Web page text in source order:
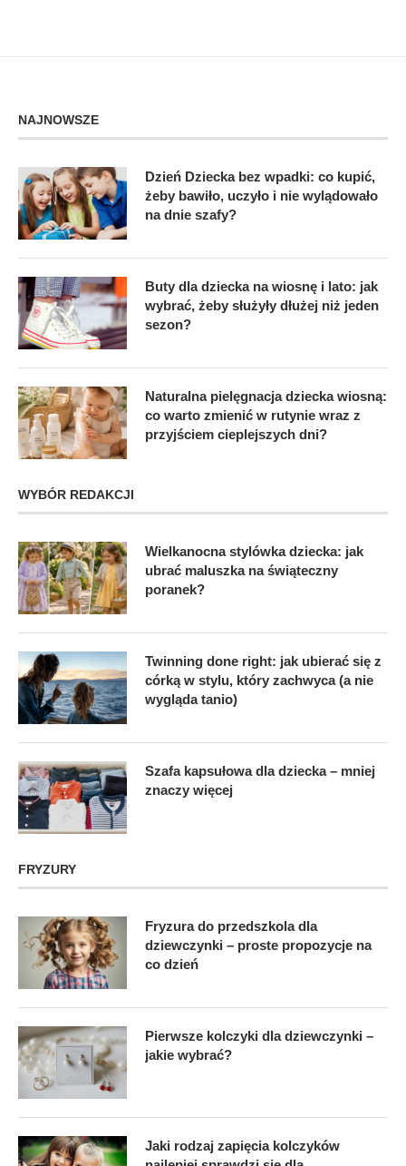
NAJNOWSZE
Dzień Dziecka bez wpadki: co kupić,
żeby bawiło, uczyło i nie wylądowało
na dnie szafy?
Buty dla dziecka na wiosnę i lato: jak
wybrać, żeby służyły dłużej niż jeden
sezon?
Naturalna pielęgnacja dziecka wiosną:
co warto zmienić w rutynie wraz z
przyjściem cieplejszych dni?
WYBÓR REDAKCJI
Wielkanocna stylówka dziecka: jak
ubrać maluszka na świąteczny
poranek?
Twinning done right: jak ubierać się z
córką w stylu, który zachwyca (a nie
wygląda tanio)
Szafa kapsułowa dla dziecka – mniej
znaczy więcej
FRYZURY
Fryzura do przedszkola dla
dziewczynki – proste propozycje na
co dzień
Pierwsze kolczyki dla dziewczynki –
jakie wybrać?
Jaki rodzaj zapięcia kolczyków